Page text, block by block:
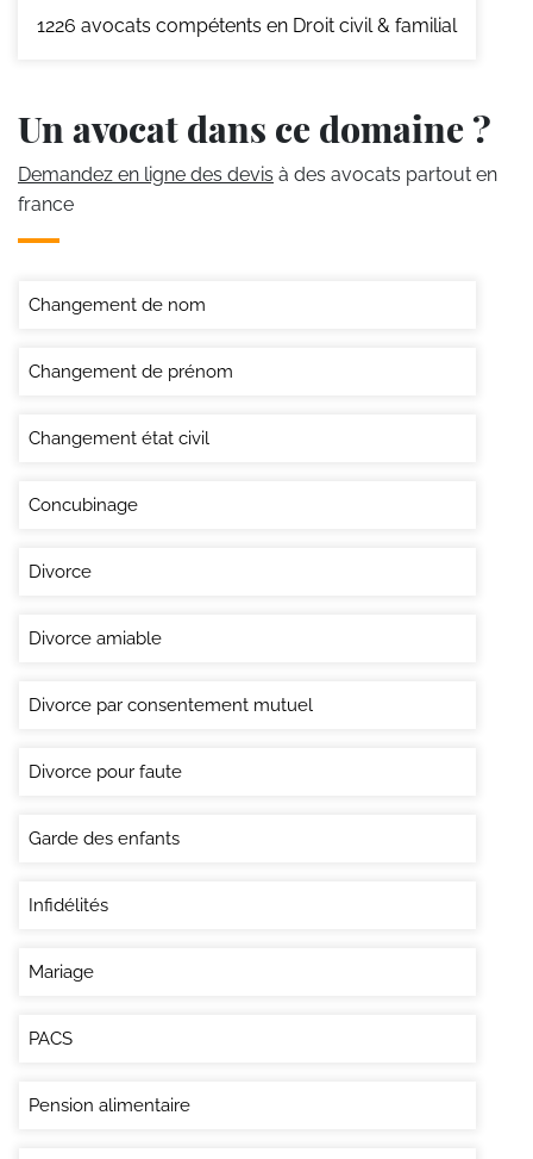
1226 avocats compétents en Droit civil & familial
Un avocat dans ce domaine ?
Demandez en ligne des devis à des avocats partout en
france
Changement de nom
Changement de prénom
Changement état civil
Concubinage
Divorce
Divorce amiable
Divorce par consentement mutuel
Divorce pour faute
Garde des enfants
Infidélités
Mariage
PACS
Pension alimentaire